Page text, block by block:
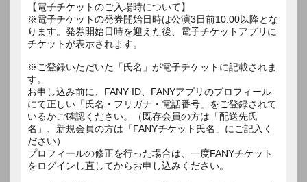
【電子チケットのご入場時について】
※電子チケットの発券開始日時は公演3日前10:00以降とな
ります。発券開始日時を迎えた後、電子チケットアプリに
チケットが表示されます。
※ご登録いただいた「氏名」が電子チケットに記載されま
す。
お申し込み前に、FANY ID、FANYアプリのプロフィール
にて正しい「氏名・フリガナ・電話番号」をご登録されて
いるかご確認ください。（既存会員の方は「配送先氏
名」、新規会員の方は「FANYチケット氏名」にご記入く
ださい）
プロフィールの修正を行った場合は、一度FANYチケット
をログインし直してからお申し込みください。